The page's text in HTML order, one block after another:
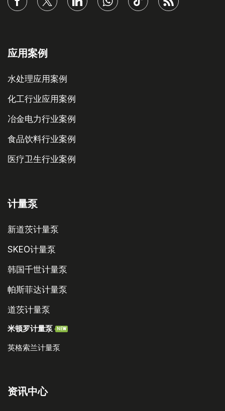
应用案例
水处理应用案例
化工行业应用案例
冶金电力行业案例
食品饮料行业案例
医疗卫生行业案例
计量泵
新道茨计量泵
SKEO计量泵
韩国千世计量泵
帕斯菲达计量泵
道茨计量泵
米顿罗计量泵 NEW
英格索兰计量泵
资讯中心